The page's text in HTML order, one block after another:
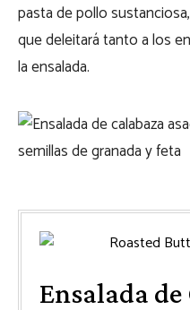
pasta de pollo
que deleitará tanto a los
la ensalada.
Ensalada